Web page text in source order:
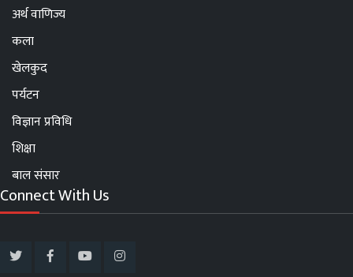
अर्थ वाणिज्य
कला
खेलकुद
पर्यटन
विज्ञान प्रविधि
शिक्षा
बाल संसार
Connect With Us